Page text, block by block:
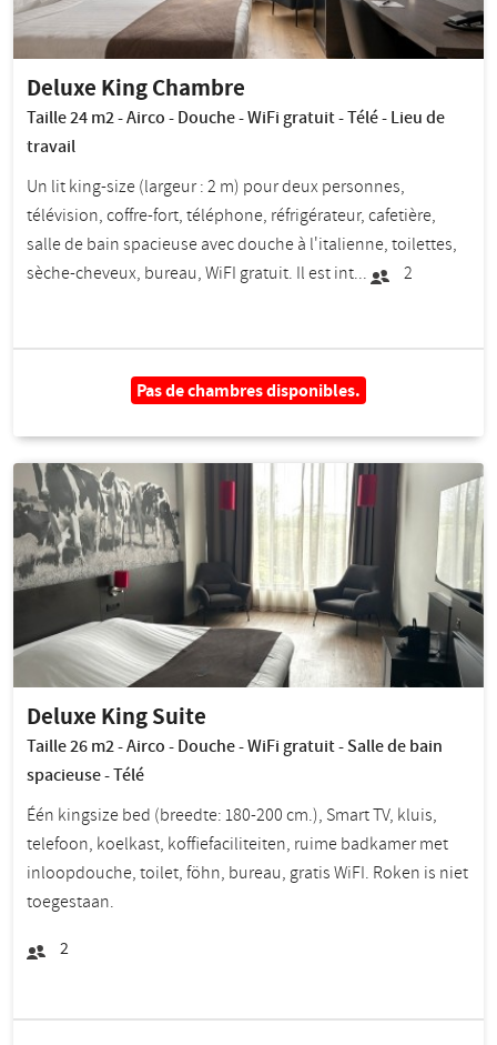
Deluxe King Chambre
Taille 24 m2 - Airco - Douche - WiFi gratuit - Télé - Lieu de
travail
Un lit king-size (largeur : 2 m) pour deux personnes,
télévision, coffre-fort, téléphone, réfrigérateur, cafetière,
salle de bain spacieuse avec douche à l'italienne, toilettes,
sèche-cheveux, bureau, WiFI gratuit. Il est int...
2
Pas de chambres disponibles.
Deluxe King Suite
Taille 26 m2 - Airco - Douche - WiFi gratuit - Salle de bain
spacieuse - Télé
Één kingsize bed (breedte: 180-200 cm.), Smart TV, kluis,
telefoon, koelkast, koffiefaciliteiten, ruime badkamer met
inloopdouche, toilet, föhn, bureau, gratis WiFI. Roken is niet
toegestaan.
2